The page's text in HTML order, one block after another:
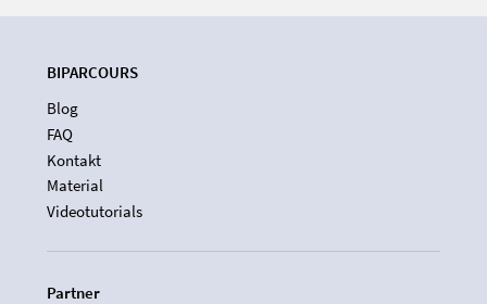
BIPARCOURS
Blog
FAQ
Kontakt
Material
Videotutorials
Partner